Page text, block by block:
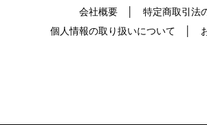
会社概要
特定商取引法
個人情報の取り扱いについて